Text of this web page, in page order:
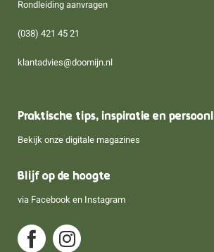
Rondleiding aanvragen
(038) 421 45 21
klantadvies@doomijn.nl
Praktische tips, inspiratie en
Bekijk onze digitale magazines
Blijf op de hoogte
via Facebook en Instagram